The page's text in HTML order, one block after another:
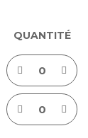
QUANTITÉ